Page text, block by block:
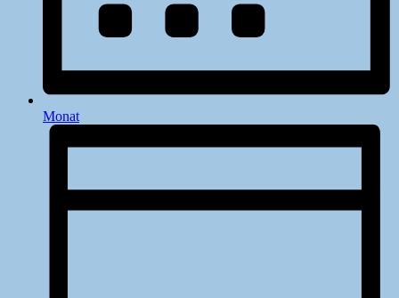
Monat